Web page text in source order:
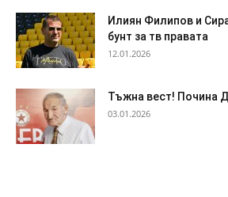
Илиян Филипов и
бунт за тв правата
12.01.2026
Тъжна вест! Почина
03.01.2026